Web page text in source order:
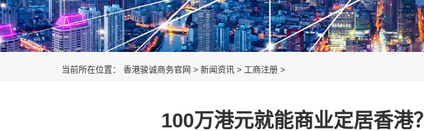
当前所在位置： 香港骏诚商务官网 > 新闻资讯 > 工商注册 >
100万港元就能商业定居香港？